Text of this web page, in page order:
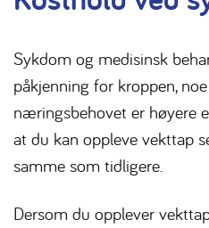
Sykdom og medisinsk
påkjenning for kroppen,
næringsbehovet er høyere
at du kan oppleve vekttap
samme som tidligere.
Dersom du opplever